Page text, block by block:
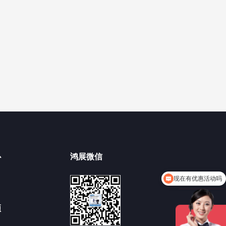
鸿展微信
现在有优惠活动吗
多工位点胶机有么？